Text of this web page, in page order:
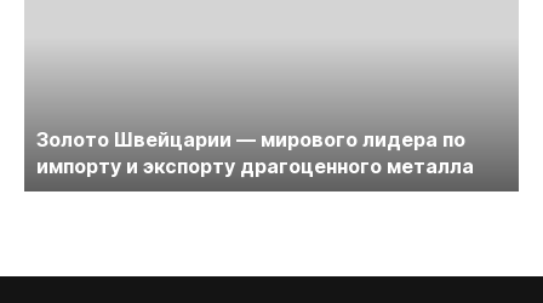
Золото Швейцарии — мирового лидера по
импорту и экспорту драгоценного металла